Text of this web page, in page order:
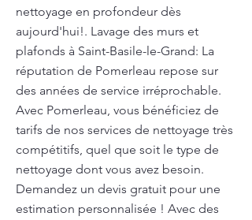
nettoyage en profondeur dès
aujourd'hui!. Lavage des murs et
plafonds à Saint-Basile-le-Grand: La
réputation de Pomerleau repose sur
des années de service irréprochable.
Avec Pomerleau, vous bénéficiez de
tarifs de nos services de nettoyage très
compétitifs, quel que soit le type de
nettoyage dont vous avez besoin.
Demandez un devis gratuit pour une
estimation personnalisée ! Avec des